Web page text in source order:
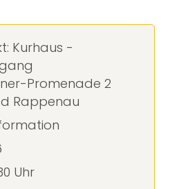
Kurhaus -
Promenade 2
Rappenau
Uhr